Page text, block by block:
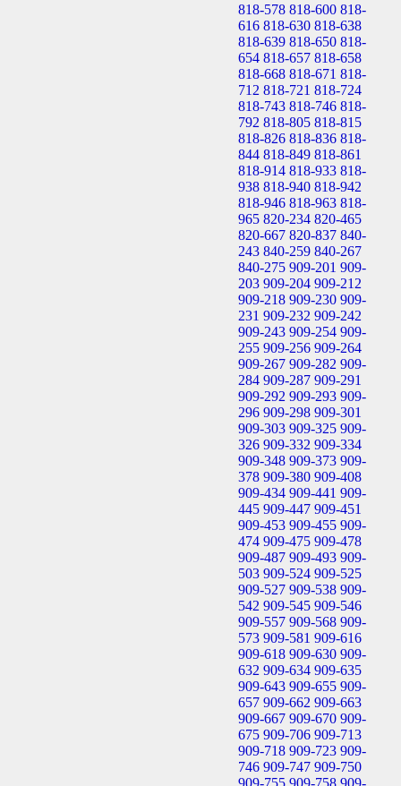
818-578 818-600 818-
616 818-630 818-638
818-639 818-650 818-
654 818-657 818-658
818-668 818-671 818-
712 818-721 818-724
818-743 818-746 818-
792 818-805 818-815
818-826 818-836 818-
844 818-849 818-861
818-914 818-933 818-
938 818-940 818-942
818-946 818-963 818-
965 820-234 820-465
820-667 820-837 840-
243 840-259 840-267
840-275 909-201 909-
203 909-204 909-212
909-218 909-230 909-
231 909-232 909-242
909-243 909-254 909-
255 909-256 909-264
909-267 909-282 909-
284 909-287 909-291
909-292 909-293 909-
296 909-298 909-301
909-303 909-325 909-
326 909-332 909-334
909-348 909-373 909-
378 909-380 909-408
909-434 909-441 909-
445 909-447 909-451
909-453 909-455 909-
474 909-475 909-478
909-487 909-493 909-
503 909-524 909-525
909-527 909-538 909-
542 909-545 909-546
909-557 909-568 909-
573 909-581 909-616
909-618 909-630 909-
632 909-634 909-635
909-643 909-655 909-
657 909-662 909-663
909-667 909-670 909-
675 909-706 909-713
909-718 909-723 909-
746 909-747 909-750
909-755 909-758 909-